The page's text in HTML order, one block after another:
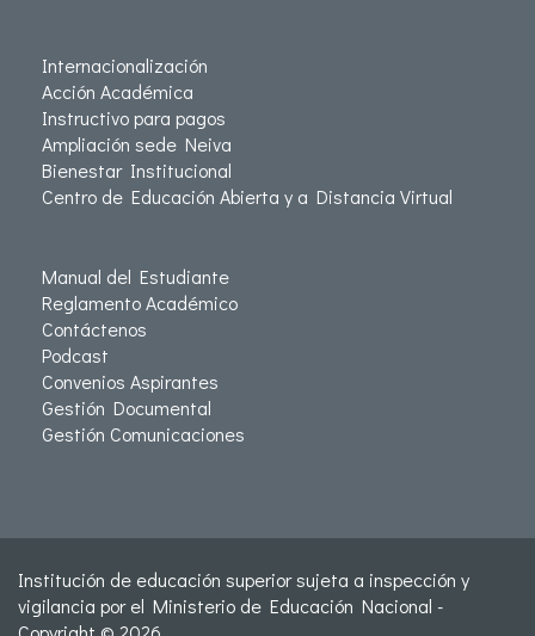
Internacionalización
Acción Académica
Instructivo para pagos
Ampliación sede Neiva
Bienestar Institucional
Centro de Educación Abierta y a Distancia Virtual
Manual del Estudiante
Reglamento Académico
Contáctenos
Podcast
Convenios Aspirantes
Gestión Documental
Gestión Comunicaciones
Institución de educación superior sujeta a inspección y
vigilancia por el Ministerio de Educación Nacional -